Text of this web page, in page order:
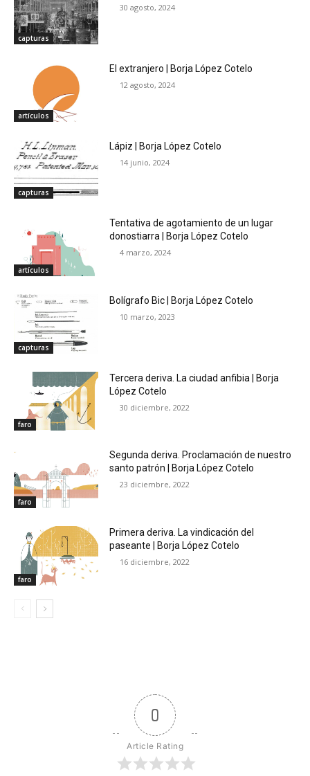
capturas
30 agosto, 2024
artículos
El extranjero | Borja López Cotelo
12 agosto, 2024
capturas
Lápiz | Borja López Cotelo
14 junio, 2024
artículos
Tentativa de agotamiento de un lugar
donostiarra | Borja López Cotelo
4 marzo, 2024
capturas
Bolígrafo Bic | Borja López Cotelo
10 marzo, 2023
faro
Tercera deriva. La ciudad anfibia | Borja
López Cotelo
30 diciembre, 2022
faro
Segunda deriva. Proclamación de nuestro
santo patrón | Borja López Cotelo
23 diciembre, 2022
faro
Primera deriva. La vindicación del
paseante | Borja López Cotelo
16 diciembre, 2022
0
Article Rating